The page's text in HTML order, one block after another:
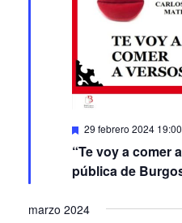
Featured
29 febrero 2024 19:00
“Te voy a comer
pública de Burgos
marzo 2024